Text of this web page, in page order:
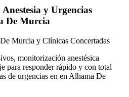
y Urgencias
De Murcia
Murcia y Clínicas Concertadas
monitorización anestésica
para responder rápido y con total
de urgencias en en Alhama De